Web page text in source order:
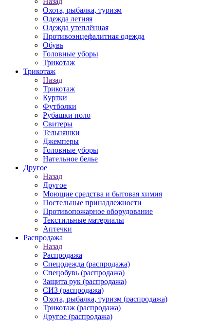
Охота, рыбалка, туризм
Одежда летняя
Одежда утеплённая
Противоэнцефалитная одежда
Обувь
Головные уборы
Трикотаж
Трикотаж
Назад
Трикотаж
Куртки
Футболки
Рубашки поло
Свитеры
Тельняшки
Джемперы
Головные уборы
Нательное белье
Другое
Назад
Другое
Моющие средства и бытовая химия
Постельные принадлежности
Противопожарное оборудование
Текстильные материалы
Аптечки
Распродажа
Назад
Распродажа
Спецодежда (распродажа)
Спецобувь (распродажа)
Защита рук (распродажа)
СИЗ (распродажа)
Охота, рыбалка, туризм (распродажа)
Трикотаж (распродажа)
Другое (распродажа)